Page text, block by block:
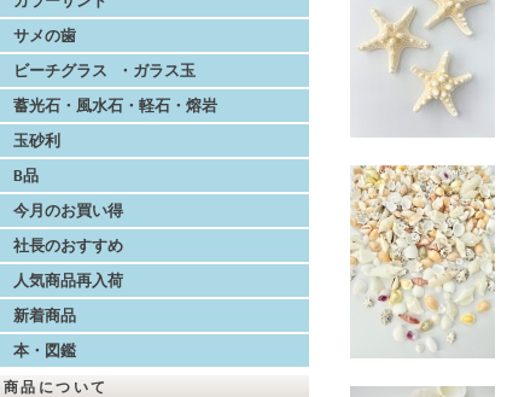
サメの歯
ビーチグラス ・ガラス玉
蓄光石・風水石・軽石・熔岩
玉砂利
B品
今月のお買い得
社長のおすすめ
人気商品再入荷
新着商品
本・図鑑
商品について